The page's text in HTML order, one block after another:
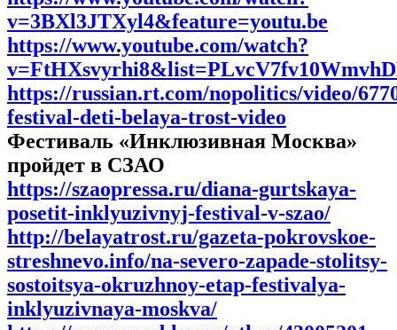
v=3BXl3JTXyl4&feature=youtu.be
https://www.youtube.com/watch?
https://russian.rt.com/nopolitics/video/
festival-deti-belaya-trost-video
Фестиваль «Инклюзивная Москва»
пройдет в СЗАО
https://szaopressa.ru/diana-gurtskaya-
posetit-inklyuzivnyj-festival-v-szao/
http://belayatrost.ru/gazeta-pokrovskoe-
streshnevo.info/na-severo-zapade-stolitsy-
sostoitsya-okruzhnoy-etap-festivalya-
inklyuzivnaya-moskva/